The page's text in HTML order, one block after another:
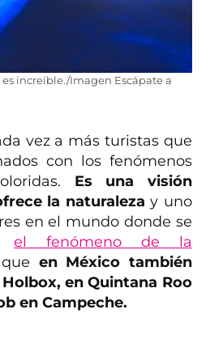
increíble./Imagen Escápate a
vez a más turistas que
con los fenómenos
Es una visión
la naturaleza y uno
en el mundo donde se
el fenómeno de la
que en México también
en Quintana Roo
en Campeche.